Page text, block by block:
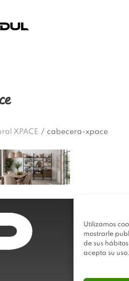
Utilizamos
mostrarle
de sus
acepta su
XPACE / cabecera-xpace